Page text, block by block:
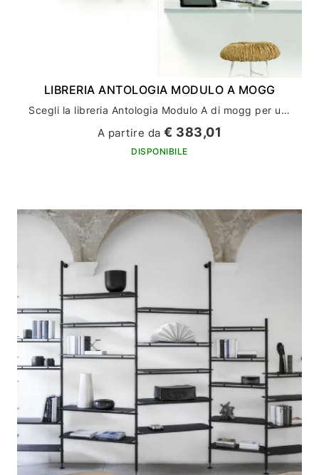
LIBRERIA ANTOLOGIA MODULO A MOGG
Scegli la libreria Antologia Modulo A di mogg per un arredamento casa di stile ed eleganza
A partire da€ 383,01
DISPONIBILE